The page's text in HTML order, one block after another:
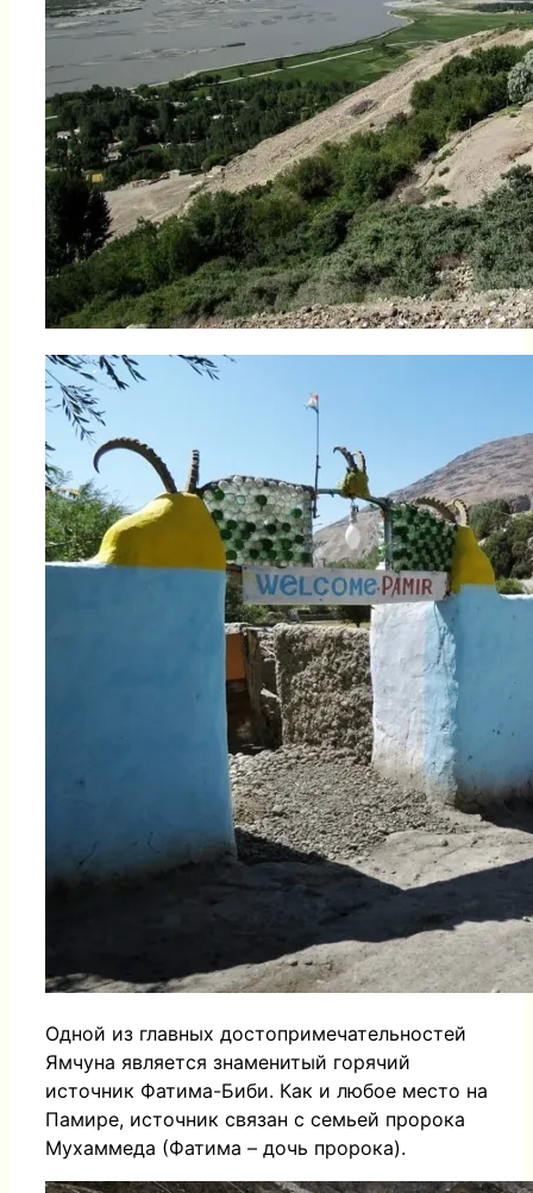
Одной из главных достопримечательностей
Ямчуна является знаменитый горячий
источник Фатима-Биби. Как и любое место на
Памире, источник связан с семьей пророка
Мухаммеда (Фатима – дочь пророка).